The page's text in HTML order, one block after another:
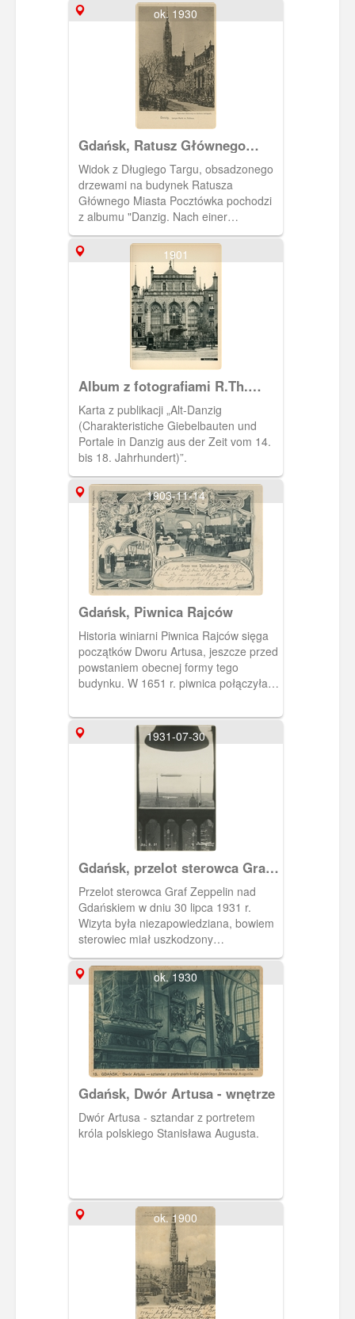
ok. 1930
Gdańsk, Ratusz Głównego
Miasta
Widok z Długiego Targu, obsadzonego
drzewami na budynek Ratusza
Głównego Miasta Pocztówka pochodzi
z albumu "Danzig. Nach einer
Radierung vn Berthold Hellingrath"
zawierającego 10 pocztówek, będących
przedrukiem akwafort znanego malarza
(związanego z Gdańskiem) Bertholda
Hellingratha.
1901
Album z fotografiami R.Th.
Kuhna
Karta z publikacji „Alt-Danzig
(Charakteristiche Giebelbauten und
Portale in Danzig aus der Zeit vom 14.
bis 18. Jahrhundert)”.
1903-11-14
Gdańsk, Piwnica Rajców
Historia winiarni Piwnica Rajców sięga
początków Dworu Artusa, jeszcze przed
powstaniem obecnej formy tego
budynku. W 1651 r. piwnica połączyła
Dworu Artusa.
1931-07-30
Gdańsk, przelot sterowca Graf
Zeppelin
Przelot sterowca Graf Zeppelin nad
Gdańskiem w dniu 30 lipca 1931 r.
Wizyta była niezapowiedziana, bowiem
sterowiec miał uszkodzony
radiotelegraf. Wracał z wyprawy z
rejonów podbiegunowych. Zauważono
go po raz pierwszy o godz. 13.45 z
wieży Kościoła Mariackiego.
ok. 1930
Gdańsk, Dwór Artusa - wnętrze
Dwór Artusa - sztandar z portretem
króla polskiego Stanisława Augusta.
ok. 1900